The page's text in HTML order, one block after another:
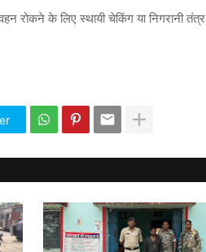
रोकने के लिए स्थायी चेकिंग या निगरानी तंत्र